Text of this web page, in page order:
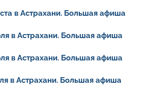
в Астрахани. Большая афиша
в Астрахани. Большая афиша
в Астрахани. Большая афиша
в Астрахани. Большая афиша